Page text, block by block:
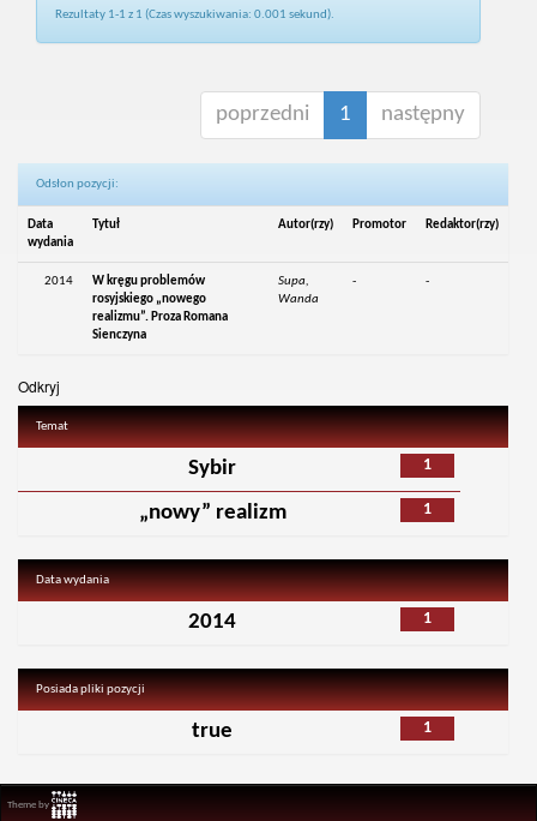
Rezultaty 1-1 z 1 (Czas wyszukiwania: 0.001 sekund).
poprzedni 1 następny
Odsłon pozycji:
Data
wydania
Tytuł Autor(rzy) Promotor Redaktor(rzy)
2014
W kręgu problemów
rosyjskiego „nowego
realizmu”. Proza Romana
Sienczyna
Supa,
Wanda
- -
Odkryj
Temat
1
Sybir
1
„nowy” realizm
Data wydania
1
2014
Posiada pliki pozycji
1
true
Theme by